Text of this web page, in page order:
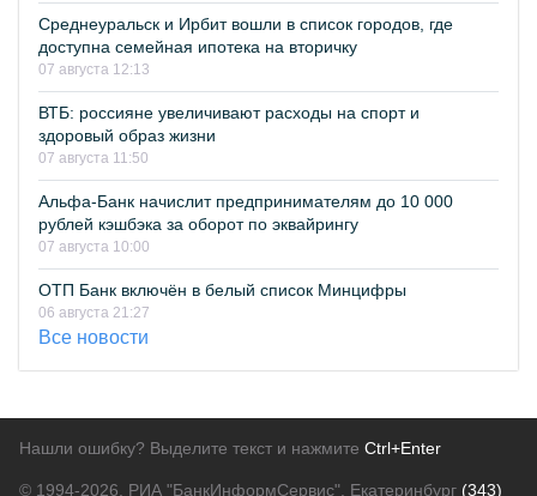
Среднеуральск и Ирбит вошли в список городов, где
доступна семейная ипотека на вторичку
07 августа 12:13
ВТБ: россияне увеличивают расходы на спорт и
здоровый образ жизни
07 августа 11:50
Альфа-Банк начислит предпринимателям до 10 000
рублей кэшбэка за оборот по эквайрингу
07 августа 10:00
ОТП Банк включён в белый список Минцифры
06 августа 21:27
Все новости
Нашли ошибку? Выделите текст и нажмите Ctrl+Enter
© 1994-2026. РИА "БанкИнформСервис". Екатеринбург (343)